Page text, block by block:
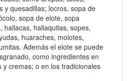
y quesadillas; locros, sopa de
sopa de elote, sopa
hallacas, hallaquitas, sopes,
huaraches, molotes,
Además el elote se puede
como ingredientes en
y cremas; o en los tradicionales